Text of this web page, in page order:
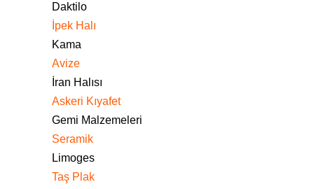
Daktilo
İpek Halı
Kama
Avize
İran Halısı
Askeri Kıyafet
Gemi Malzemeleri
Seramik
Limoges
Taş Plak